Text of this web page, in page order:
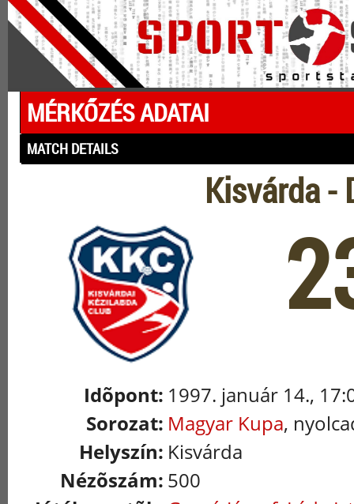
MÉRKŐZÉS ADATAI
MATCH DETAILS
Kisvárda -
Idõpont: 1997. január 14.,
Sorozat: Magyar Kupa,
Helyszín: Kisvárda
Nézõszám: 500